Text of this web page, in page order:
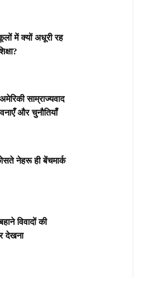
में क्यों अधूरी रह
साम्राज्यवाद
और चुनौतियाँ
नेहरू ही बेंचमार्क
विवादों की
देखना